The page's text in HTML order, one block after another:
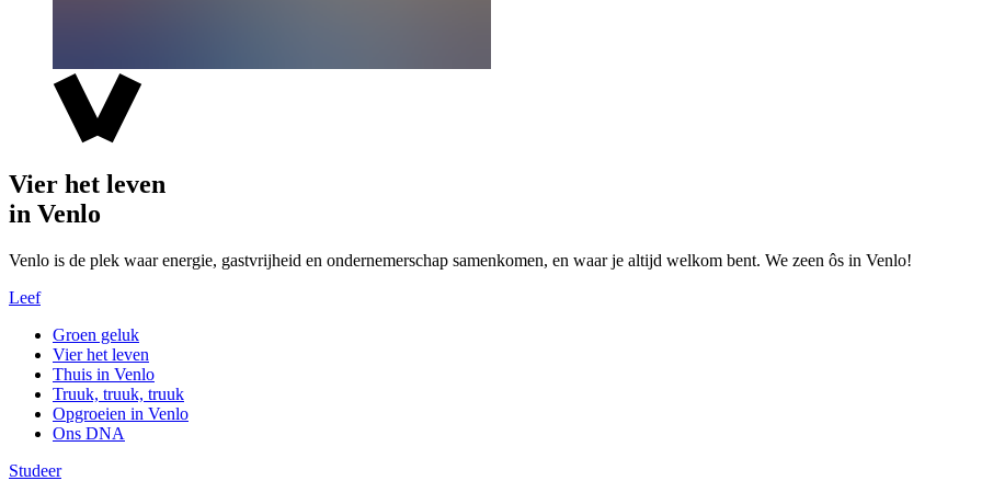
Vier het leven
in Venlo
Venlo is de plek waar energie, gastvrijheid en ondernemerschap samenkomen, en waar je altijd welkom bent. We zeen ôs in Venlo!
Leef
Groen geluk
Vier het leven
Thuis in Venlo
Truuk, truuk, truuk
Opgroeien in Venlo
Ons DNA
Studeer